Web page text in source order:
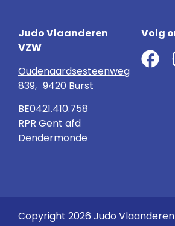
Judo Vlaanderen
VZW
Oudenaardsesteenweg
839, 9420 Burst
BE0421.410.758
RPR Gent afd
Dendermonde
Volg
Copyright 2026 Judo Vlaanderen